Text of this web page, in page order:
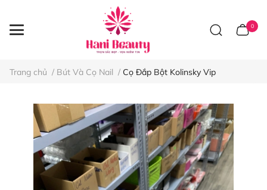
0
Trang chủ / Bút Và Cọ Nail / Cọ Đắp Bột Kolinsky Vip